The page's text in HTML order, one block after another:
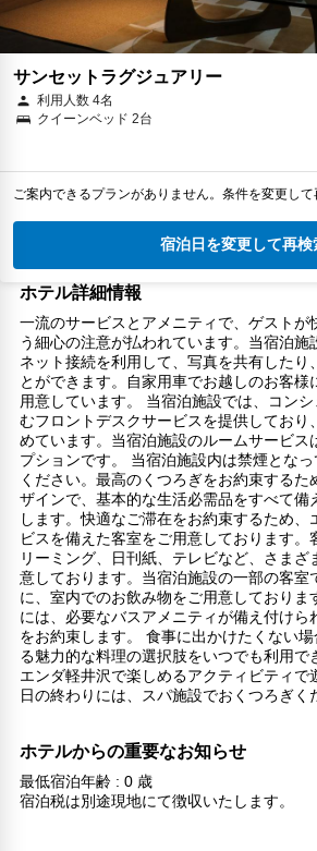
サンセットラグジュアリー
利用人数 4名
クイーンベッド 2台
ご案内できるプランがありません。条件を変更して
宿泊日を変更して再検
ホテル詳細情報
一流のサービスとアメニティで、ゲストが
う細心の注意が払われています。当宿泊施
ネット接続を利用して、写真を共有したり
とができます。自家用車でお越しのお客様
用意しています。 当宿泊施設では、コン
むフロントデスクサービスを提供しており
めています。当宿泊施設のルームサービス
プションです。 当宿泊施設内は禁煙とな
ください。最高のくつろぎをお約束するた
ザインで、基本的な生活必需品をすべて備
します。快適なご滞在をお約束するため、
ビスを備えた客室をご用意しております。
リーミング、日刊紙、テレビなど、さまざ
意しております。当宿泊施設の一部の客室
に、室内でのお飲み物をご用意しておりま
には、必要なバスアメニティが備え付けら
をお約束します。 食事に出かけたくない
る魅力的な料理の選択肢をいつでも利用で
エンダ軽井沢で楽しめるアクティビティで
日の終わりには、スパ施設でおくつろぎく
ホテルからの重要なお知らせ
最低宿泊年齢 : 0 歳
宿泊税は別途現地にて徴収いたします。